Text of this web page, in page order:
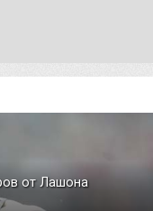
от Лашона